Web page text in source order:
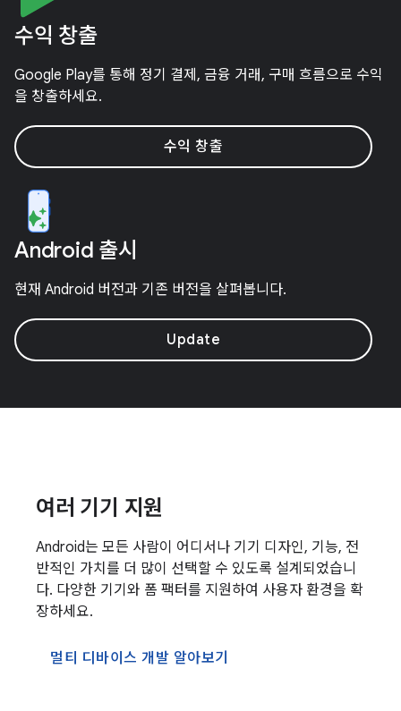
수익 창출
Google Play를 통해 정기 결제, 금융 거래, 구매 흐름으로 수익
을 창출하세요.
수익 창출
Android 출시
현재 Android 버전과 기존 버전을 살펴봅니다.
Update
여러 기기 지원
Android는 모든 사람이 어디서나 기기 디자인, 기능, 전
반적인 가치를 더 많이 선택할 수 있도록 설계되었습니
다. 다양한 기기와 폼 팩터를 지원하여 사용자 환경을 확
장하세요.
멀티 디바이스 개발 알아보기